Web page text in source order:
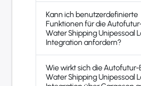
Kann ich benutzerdefinierte
Funktionen für die
Water Shipping Unipessoal
Integration anfordern?
Wie wirkt sich die Autofutur-
Water Shipping Unipessoal